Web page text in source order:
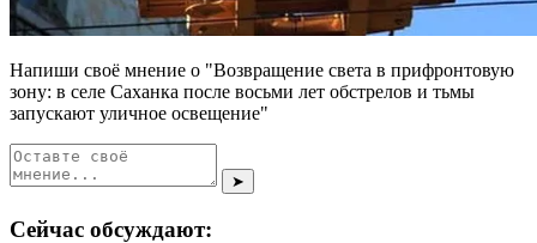
Напиши своё мнение о "Возвращение света в прифронтовую
зону: в селе Саханка после восьми лет обстрелов и тьмы
запускают уличное освещение"
➤
Сейчас обсуждают: